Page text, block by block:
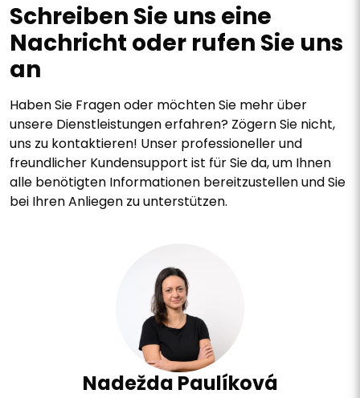
Schreiben Sie uns eine
Nachricht oder rufen Sie uns
an
Haben Sie Fragen oder möchten Sie mehr über
unsere Dienstleistungen erfahren? Zögern Sie nicht,
uns zu kontaktieren! Unser professioneller und
freundlicher Kundensupport ist für Sie da, um Ihnen
alle benötigten Informationen bereitzustellen und Sie
bei Ihren Anliegen zu unterstützen.
Nadežda Paulíková